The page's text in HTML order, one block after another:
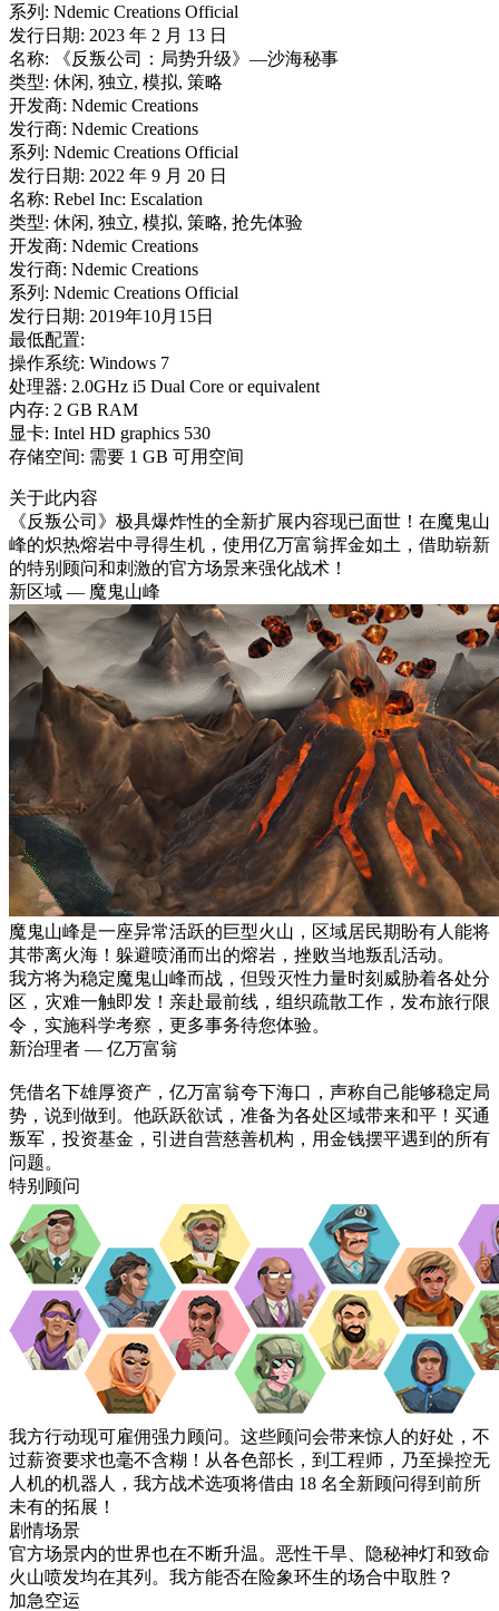
系列: Ndemic Creations Official
发行日期: 2023 年 2 月 13 日
名称: 《反叛公司：局势升级》—沙海秘事
类型: 休闲, 独立, 模拟, 策略
开发商: Ndemic Creations
发行商: Ndemic Creations
系列: Ndemic Creations Official
发行日期: 2022 年 9 月 20 日
名称: Rebel Inc: Escalation
类型: 休闲, 独立, 模拟, 策略, 抢先体验
开发商: Ndemic Creations
发行商: Ndemic Creations
系列: Ndemic Creations Official
发行日期: 2019年10月15日
最低配置:
操作系统: Windows 7
处理器: 2.0GHz i5 Dual Core or equivalent
内存: 2 GB RAM
显卡: Intel HD graphics 530
存储空间: 需要 1 GB 可用空间
关于此内容
《反叛公司》极具爆炸性的全新扩展内容现已面世！在魔鬼山
峰的炽热熔岩中寻得生机，使用亿万富翁挥金如土，借助崭新
的特别顾问和刺激的官方场景来强化战术！
新区域 — 魔鬼山峰
魔鬼山峰是一座异常活跃的巨型火山，区域居民期盼有人能将
其带离火海！躲避喷涌而出的熔岩，挫败当地叛乱活动。
我方将为稳定魔鬼山峰而战，但毁灭性力量时刻威胁着各处分
区，灾难一触即发！亲赴最前线，组织疏散工作，发布旅行限
令，实施科学考察，更多事务待您体验。
新治理者 — 亿万富翁
凭借名下雄厚资产，亿万富翁夸下海口，声称自己能够稳定局
势，说到做到。他跃跃欲试，准备为各处区域带来和平！买通
叛军，投资基金，引进自营慈善机构，用金钱摆平遇到的所有
问题。
特别顾问
我方行动现可雇佣强力顾问。这些顾问会带来惊人的好处，不
过薪资要求也毫不含糊！从各色部长，到工程师，乃至操控无
人机的机器人，我方战术选项将借由 18 名全新顾问得到前所
未有的拓展！
剧情场景
官方场景内的世界也在不断升温。恶性干旱、隐秘神灯和致命
火山喷发均在其列。我方能否在险象环生的场合中取胜？
加急空运